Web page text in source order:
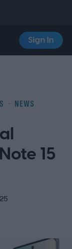
Sign In
NEWS
15